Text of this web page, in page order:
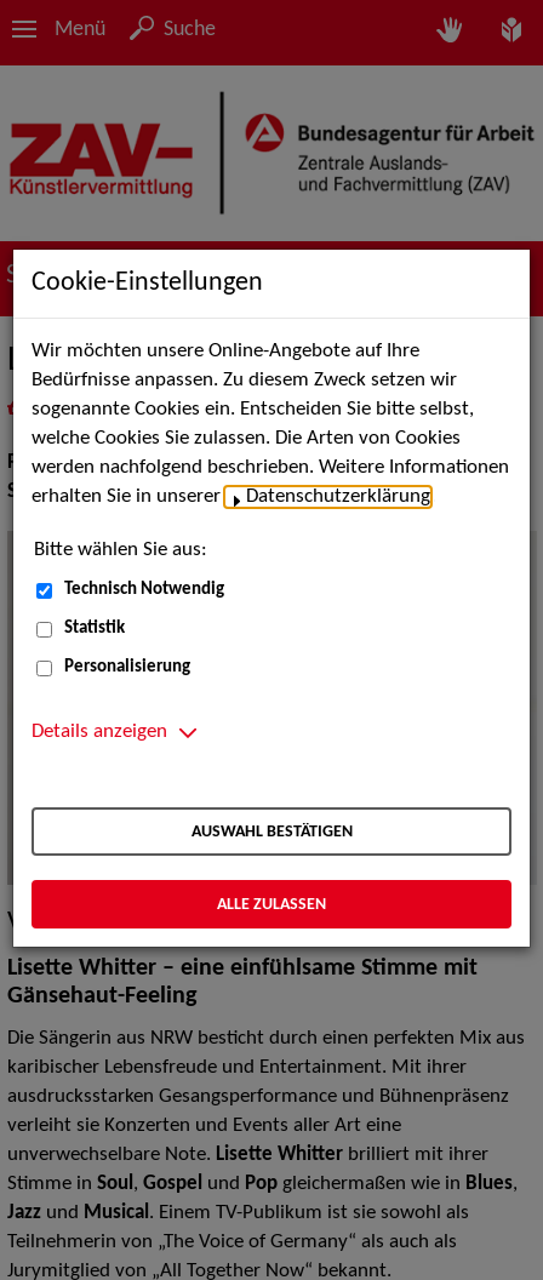
Menü Suche
Suche nach Künstler*innen
Lisette Whitter
als PDF speichern
inMeine Merklistelegen
Pop Rock Tanzmusik:Soul
Stilistik:Gospel, Jazz, Pop
Vita / Credits
Lisette Whitter– eine einfühlsame Stimme mit
Gänsehaut-Feeling
Die Sängerin aus NRW besticht durch einen perfekten Mix aus
karibischer Lebensfreude und Entertainment. Mit ihrer
ausdrucksstarken Gesangsperformance und Bühnenpräsenz
verleiht sie Konzerten und Events aller Art eine
unverwechselbare Note. Lisette Whitterbrilliert mit ihrer
Stimme in Soul , Gospel und Popgleichermaßen wie in Blues,
Jazzund Musical . Einem TV-Publikum ist sie sowohl als
Teilnehmerin von „The Voice of Germany“ als auch als
Jurymitglied von „All Together Now“ bekannt.
Cookie-Einstellungen
Wir möchten unsere Online-Angebote auf Ihre
Bedürfnisse anpassen. Zu diesem Zweck setzen wir
sogenannte Cookies ein. Entscheiden Sie bitte selbst,
welche Cookies Sie zulassen. Die Arten von Cookies
werden nachfolgend beschrieben. Weitere Informationen
erhalten Sie in unserer
Datenschutzerklärung
Bitte wählen Sie aus:
Technisch Notwendig
Statistik
Personalisierung
Details anzeigen
AUSWAHL BESTÄTIGEN
ALLE ZULASSEN